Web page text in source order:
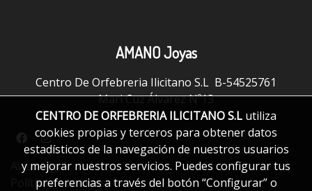
AMANO Joyas
Centro De Orfebreria Ilicitano S.L B-54525761
Mari Cuz Álvarez Nº13
Aviso legal
Política de cookies
CENTRO DE ORFEBRERIA ILICITANO S.L utiliza
cookies propias y terceros para obtener datos
estadísticos de la navegación de nuestros usuarios
y mejorar nuestros servicios. Puedes configurar tus
preferencias a través del botón “Configurar” o